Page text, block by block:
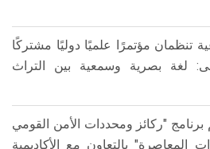
تنظمان مؤتمرًا علميًا دوليًا مشتركًا
لغة بصرية وسمعية بين التراث
"ركائز ومحددات الأمن القومي
بالتعاون مع الأكاديمية